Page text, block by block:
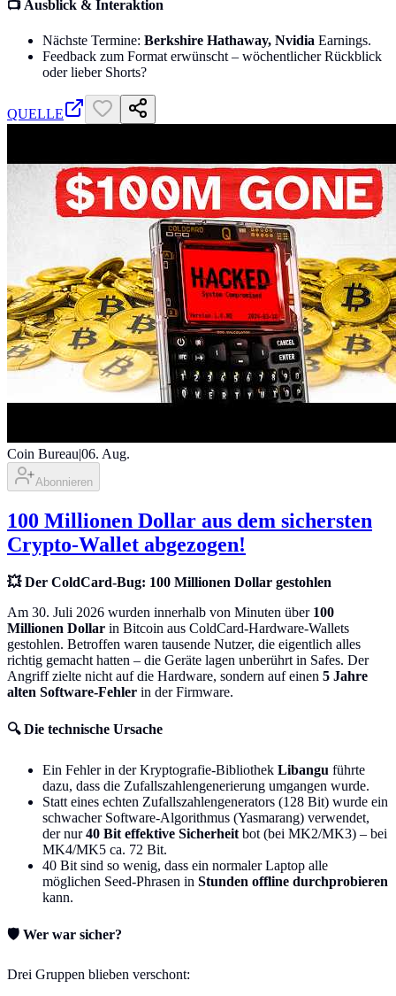
📺 Ausblick & Interaktion
Nächste Termine: Berkshire Hathaway, Nvidia Earnings.
Feedback zum Format erwünscht – wöchentlicher Rückblick
oder lieber Shorts?
QUELLE
Coin Bureau|06. Aug.
Abonnieren
100 Millionen Dollar aus dem sichersten
Crypto-Wallet abgezogen!
💥 Der ColdCard-Bug: 100 Millionen Dollar gestohlen
Am 30. Juli 2026 wurden innerhalb von Minuten über 100
Millionen Dollar in Bitcoin aus ColdCard-Hardware-Wallets
gestohlen. Betroffen waren tausende Nutzer, die eigentlich alles
richtig gemacht hatten – die Geräte lagen unberührt in Safes. Der
Angriff zielte nicht auf die Hardware, sondern auf einen 5 Jahre
alten Software-Fehler in der Firmware.
🔍 Die technische Ursache
Ein Fehler in der Kryptografie-Bibliothek Libangu führte
dazu, dass die Zufallszahlengenerierung umgangen wurde.
Statt eines echten Zufallszahlengenerators (128 Bit) wurde ein
schwacher Software-Algorithmus (Yasmarang) verwendet,
der nur40 Bit effektive Sicherheit bot (bei MK2/MK3) – bei
MK4/MK5 ca. 72 Bit.
40 Bit sind so wenig, dass ein normaler Laptop alle
möglichen Seed-Phrasen in Stunden offline durchprobieren
kann.
🛡️ Wer war sicher?
Drei Gruppen blieben verschont: